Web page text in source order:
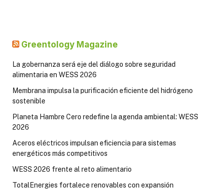
Greentology Magazine
La gobernanza será eje del diálogo sobre seguridad
alimentaria en WESS 2026
Membrana impulsa la purificación eficiente del hidrógeno
sostenible
Planeta Hambre Cero redefine la agenda ambiental: WESS
2026
Aceros eléctricos impulsan eficiencia para sistemas
energéticos más competitivos
WESS 2026 frente al reto alimentario
TotalEnergies fortalece renovables con expansión